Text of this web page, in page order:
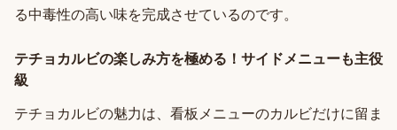
る中毒性の高い味を完成させているのです。
テチョカルビの楽しみ方を極める！サイドメニューも主役
級
テチョカルビの魅力は、看板メニューのカルビだけに留ま